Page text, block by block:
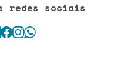
redes sociais
Facebook
Instagram
WhatsApp